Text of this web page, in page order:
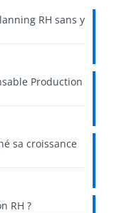
RH sans y
Production
sa croissance
RH ?